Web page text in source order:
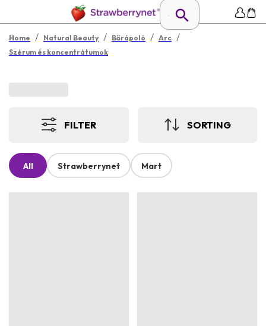
Home / Natural Beauty / Bőrápoló / Arc /
Szérum és koncentrátumok
FILTER SORTING
All Strawberrynet Mart